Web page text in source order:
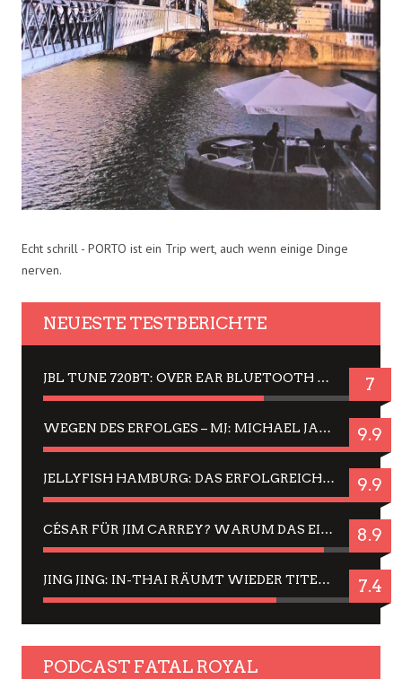
Echt schrill - PORTO ist ein Trip wert, auch wenn einige Dinge
nerven.
NEUESTE TESTBERICHTE
JBL TUNE 720BT: OVER EAR BLUETOOTH KOPFHÖRER UM DIE 50,-€ IM DAUER-TEST 7
WEGEN DES ERFOLGES – MJ: MICHAEL JACKSON MUSICAL IN EINER MATINEE SEHEN 9.9
JELLYFISH HAMBURG: DAS ERFOLGREICHE SOMMER-MENÜ 2025 IN GEFÜHLEN UND BILDERN 9.9
CÉSAR FÜR JIM CARREY? WARUM DAS EINER DER NERVIGSTEN ACTORS IST UND BLEIBT 8.9
JING JING: IN-THAI RÄUMT WIEDER TITEL AB – EIN ZWEI-STUNDEN-ERLEBNISBERICHT 7.4
PODCAST FATAL ROYAL